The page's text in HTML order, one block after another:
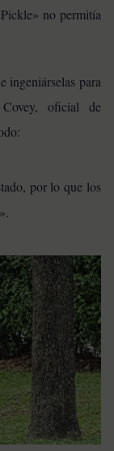
no permitía
ingeniárselas para
oficial de
por lo que los